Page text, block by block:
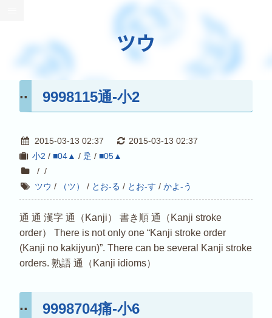
ツウ
9998115通-小2
2015-03-13 02:37
2015-03-13 02:37
小2 / ■04▲ / 辵 / ■05▲
/ /
ツウ / （ツ） / とお-る / とお-す /かよ-う
通 通 漢字 通（Kanji） 書き順 通（Kanji stroke
order） There is not only one “Kanji stroke order
(Kanji no kakijyun)”. There can be several Kanji stroke
orders. 熟語 通（Kanji idioms）
9998704痛-小6